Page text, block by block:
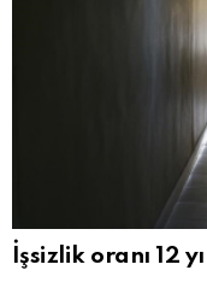
İşsizlik oranı 12